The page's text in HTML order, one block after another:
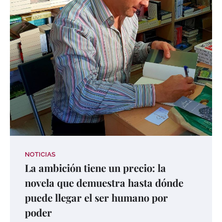
NOTICIAS
La ambición tiene un precio: la
novela que demuestra hasta dónde
puede llegar el ser humano por
poder